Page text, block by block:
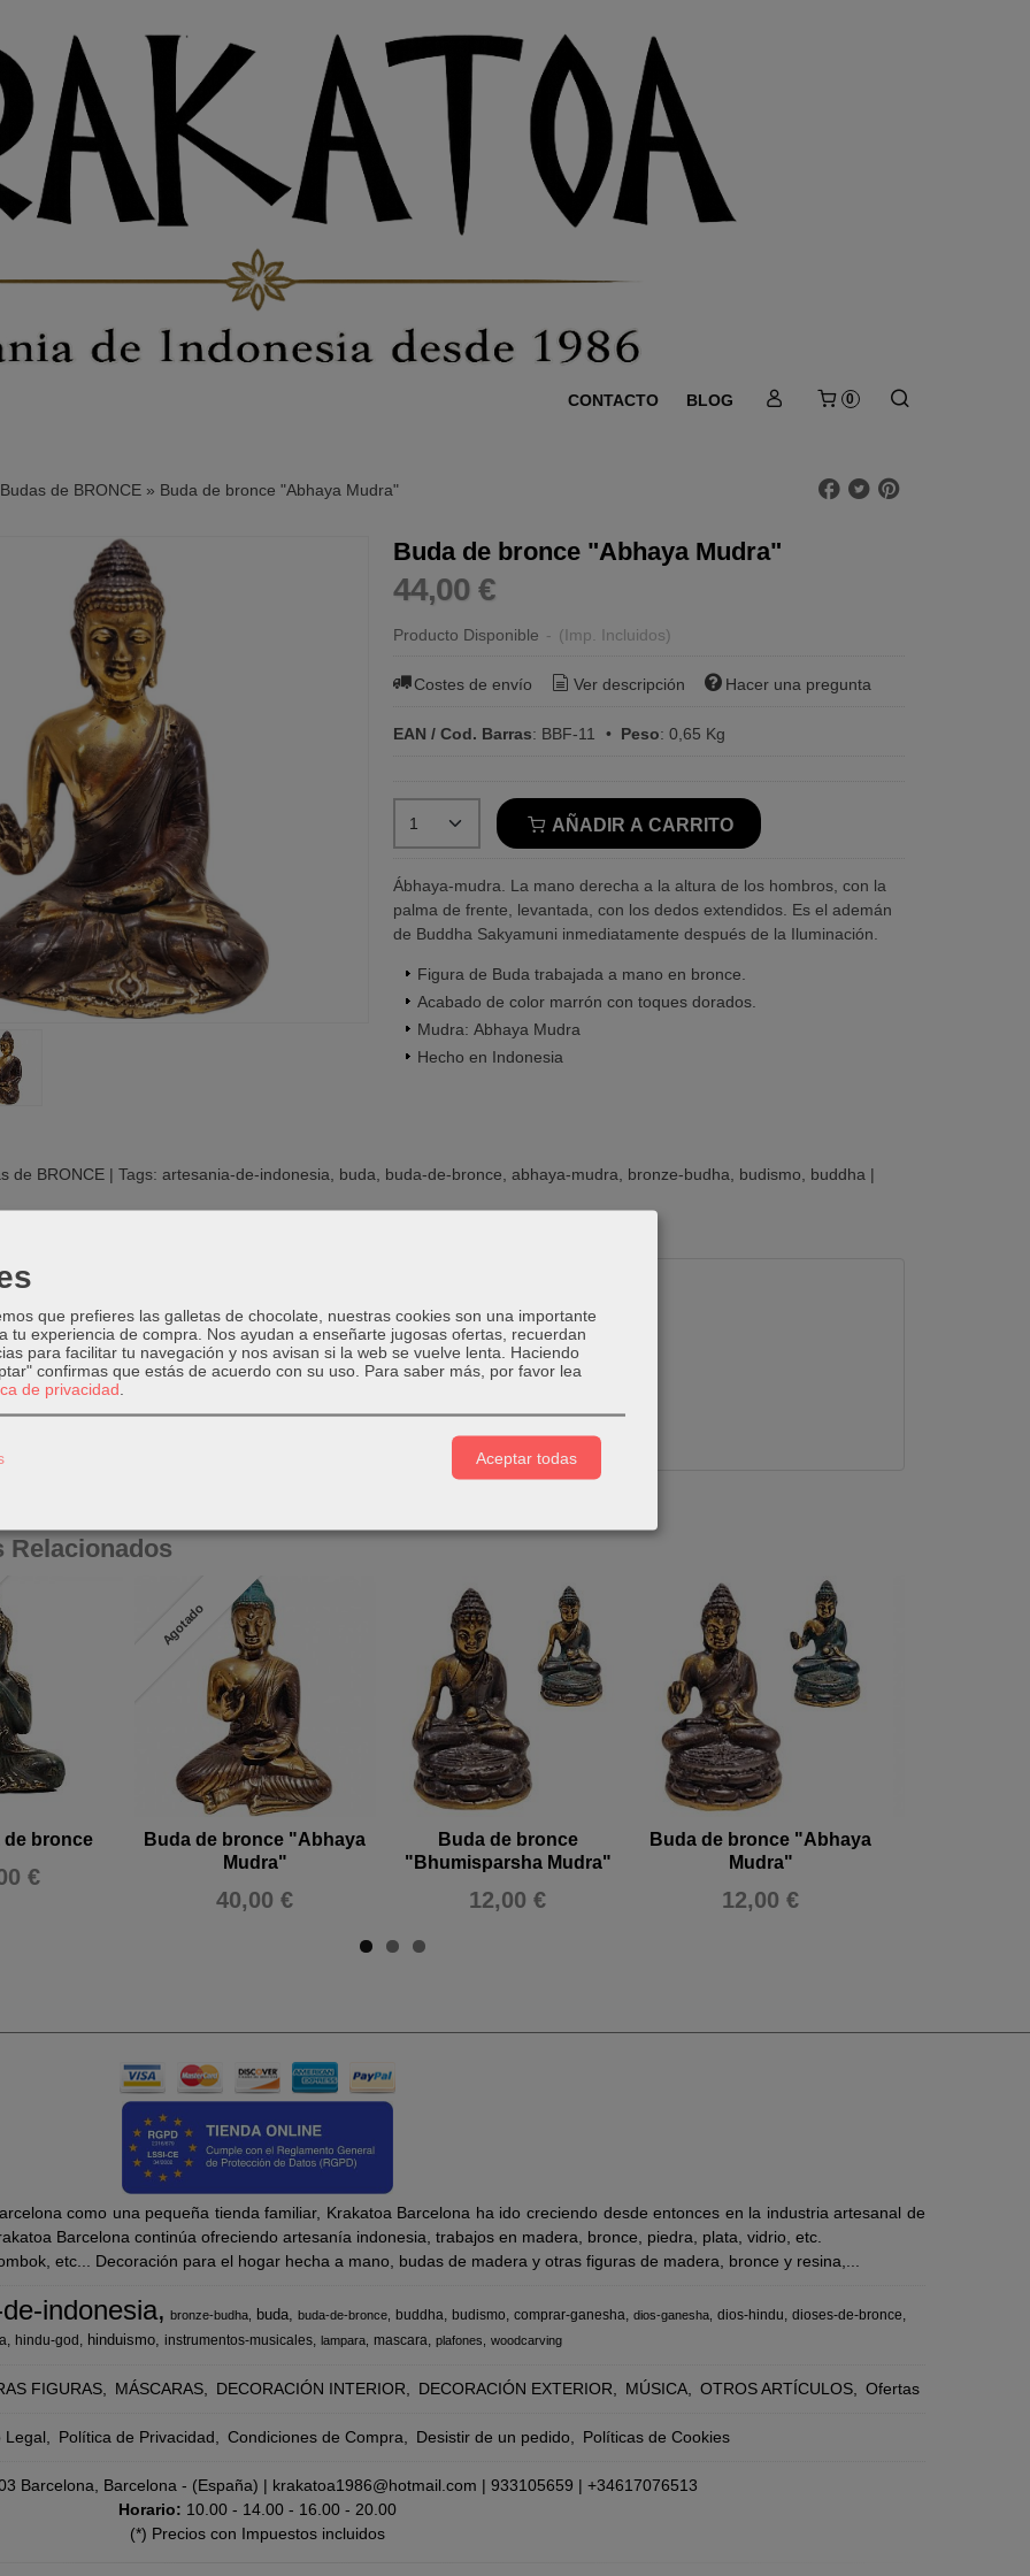
CONTACTO BLOG 0
Budas de BRONCE» Buda de bronce "Abhaya Mudra"
Buda de bronce "Abhaya Mudra"
44,00 €
Producto Disponible - (Imp. Incluidos)
Costes de envío Ver descripción Hacer una pregunta
EAN / Cod. Barras: BBF-11 • Peso: 0,65 Kg
AÑADIR A CARRITO
Ábhaya-mudra. La mano derecha a la altura de los hombros, con la
palma de frente, levantada, con los dedos extendidos. Es el ademán
de Buddha Sakyamuni inmediatamente después de la Iluminación.
Figura de Buda trabajada a mano en bronce.
Acabado de color marrón con toques dorados.
Mudra: Abhaya Mudra
Hecho en Indonesia
de BRONCE| Tags: artesania-de-indonesia buda buda-de-bronce abhaya-mudra bronze-budha budismo buddha |
x 7 cm ; Altura: 14.5 cm
gr
ligeras variaciones en las imágenes.
Relacionados
de bronce
€
Agotado
Buda de bronce "Abhaya
Mudra"
40,00 €
Buda de bronce
"Bhumisparsha Mudra"
12,00 €
Buda de bronce "Abhaya
Mudra"
12,00 €
como una pequeña tienda familiar, Krakatoa Barcelona ha ido creciendo desde entonces en la industria artesanal de
Barcelona continúa ofreciendo artesanía indonesia, trabajos en madera, bronce, piedra, plata, vidrio, etc.
etc... Decoración para el hogar hecha a mano, budas de madera y otras figuras de madera, bronce y resina,...
indonesia bronze-budha buda buda-de-bronce buddha budismo comprar-ganesha dios-ganesha dios-hindu dioses-de-bronce
hindu-god hinduismo instrumentos-musicales lampara mascara plafones woodcarving
FIGURAS MÁSCARAS DECORACIÓN INTERIOR DECORACIÓN EXTERIOR MÚSICA OTROS ARTÍCULOS Ofertas
Legal Política de Privacidad Condiciones de Compra Desistir de un pedido Políticas de Cookies
Barcelona, Barcelona - (España) | krakatoa1986@hotmail.com |933105659 |+34617076513
Horario: 10.00 - 14.00 - 16.00 - 20.00
(*) Precios con Impuestos incluidos
que prefieres las galletas de chocolate, nuestras cookies son una importante
tu experiencia de compra. Nos ayudan a enseñarte jugosas ofertas, recuerdan
para facilitar tu navegación y nos avisan si la web se vuelve lenta. Haciendo
confirmas que estás de acuerdo con su uso. Para saber más, por favor lea
de privacidad
Aceptar todas